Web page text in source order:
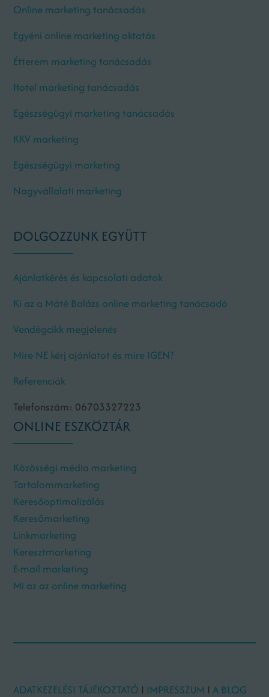
Online marketing tanácsadás
Egyéni online marketing oktatás
Étterem marketing tanácsadás
Hotel marketing tanácsadás
Egészségügyi marketing tanácsadás
KKV marketing
Egészségügyi marketing
Nagyvállalati marketing
DOLGOZZUNK EGYÜTT
Ajánlatkérés és kapcsolati adatok
Ki az a Máté Balázs online marketing tanácsadó
Vendégcikk megjelenés
Mire NE kérj ajánlatot és mire IGEN?
Referenciák
Telefonszám: 06703327223
ONLINE ESZKÖZTÁR
Közösségi média marketing
Tartalommarketing
Keresőoptimalizálás
Keresőmarketing
Linkmarketing
Keresztmarketing
E-mail marketing
Mi az az online marketing
ADATKEZELÉSI TÁJÉKOZTATÓ I IMPRESSZUM IA BLOG